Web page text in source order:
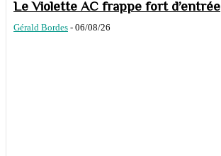
Le Violette AC frappe fort d’entrée
Gérald Bordes - 06/08/26